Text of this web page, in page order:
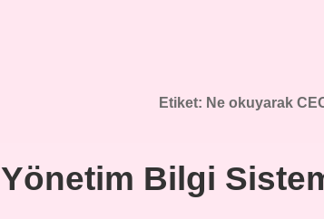
Etiket: Ne okuyarak
Yönetim Bilgi